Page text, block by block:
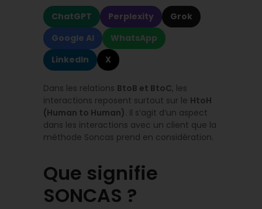
ChatGPT Perplexity
Grok
Google AI
WhatsApp
LinkedIn
X
Dans les relations BtoB et BtoC, les
interactions reposent surtout sur le HtoH
(Human to Human). Il s’agit d’un aspect
dans les interactions avec un client que la
méthode Soncas prend en considération.
Que signifie
SONCAS ?